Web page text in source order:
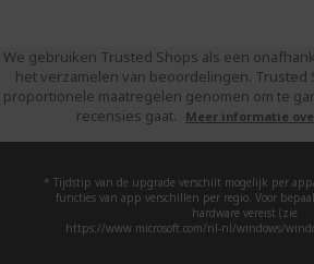
We gebruiken Trusted Shops als een
het verzamelen van beoordelingen.
proportionele maatregelen genomen om te
recensies gaat.
Meer informatie
* Tijdstip van de upgrade verschilt mogelijk per
functies van app verschillen per regio. Voor
hardware vereist (zie
https://www.microsoft.com/nl-nl/windows/